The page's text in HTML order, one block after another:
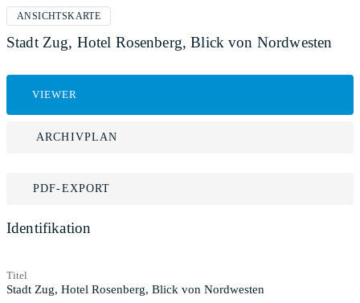
ANSICHTSKARTE
Stadt Zug, Hotel Rosenberg, Blick von Nordwesten
VIEWER
ARCHIVPLAN
PDF-EXPORT
Identifikation
Titel
Stadt Zug, Hotel Rosenberg, Blick von Nordwesten